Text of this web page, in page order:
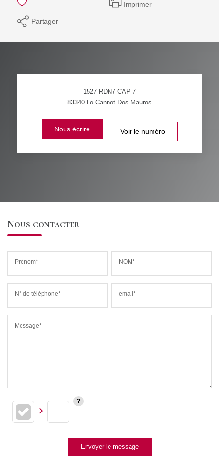
Imprimer
Partager
1527 RDN7 CAP 7
83340 Le Cannet-Des-Maures
Nous écrire Voir le numéro
Nous contacter
Prénom* NOM*
N° de téléphone* email*
Message*
Envoyer le message